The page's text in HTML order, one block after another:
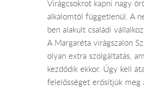
Virágcsokrot kapni nagy
alkalomtól függetlenül. A
ben alakult családi
A Margaréta virágszalon
olyan extra szolgáltatás,
kezdődik ekkor. Úgy kell
felelősséget erősítjük meg